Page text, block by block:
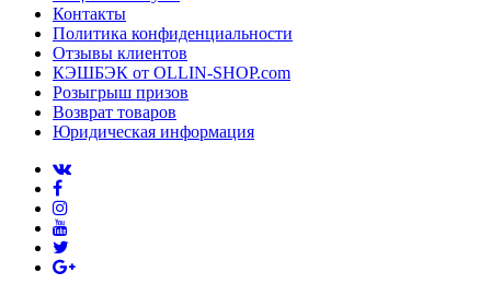
Контакты
Политика конфиденциальности
Отзывы клиентов
КЭШБЭК от OLLIN-SHOP.com
Розыгрыш призов
Возврат товаров
Юридическая информация